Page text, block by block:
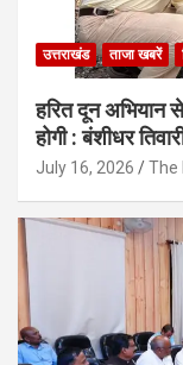
उत्तराखंड ताजा खबरें
हरित दून अभियान
होगी : बंशीधर
July 16, 2026 The